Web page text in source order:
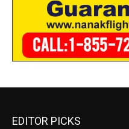
EDITOR PICKS